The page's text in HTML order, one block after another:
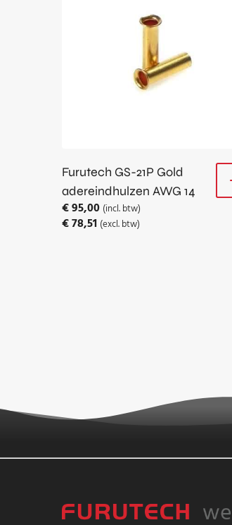
Furutech GS-21P Gold
adereindhulzen AWG 14
€95,00 (incl. btw)
€78,51 (excl. btw)